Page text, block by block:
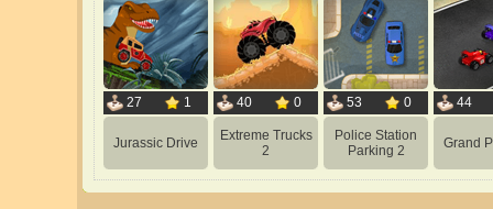
27 1
Jurassic Drive
40 0
Extreme Trucks
2
53 0
Police Station
Parking 2
44
Grand